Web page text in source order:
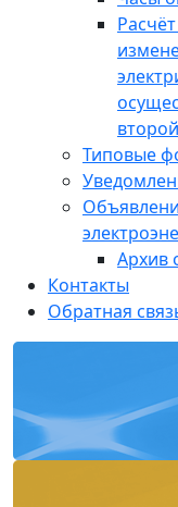
Типовые
Архив
Контакты
Обратная